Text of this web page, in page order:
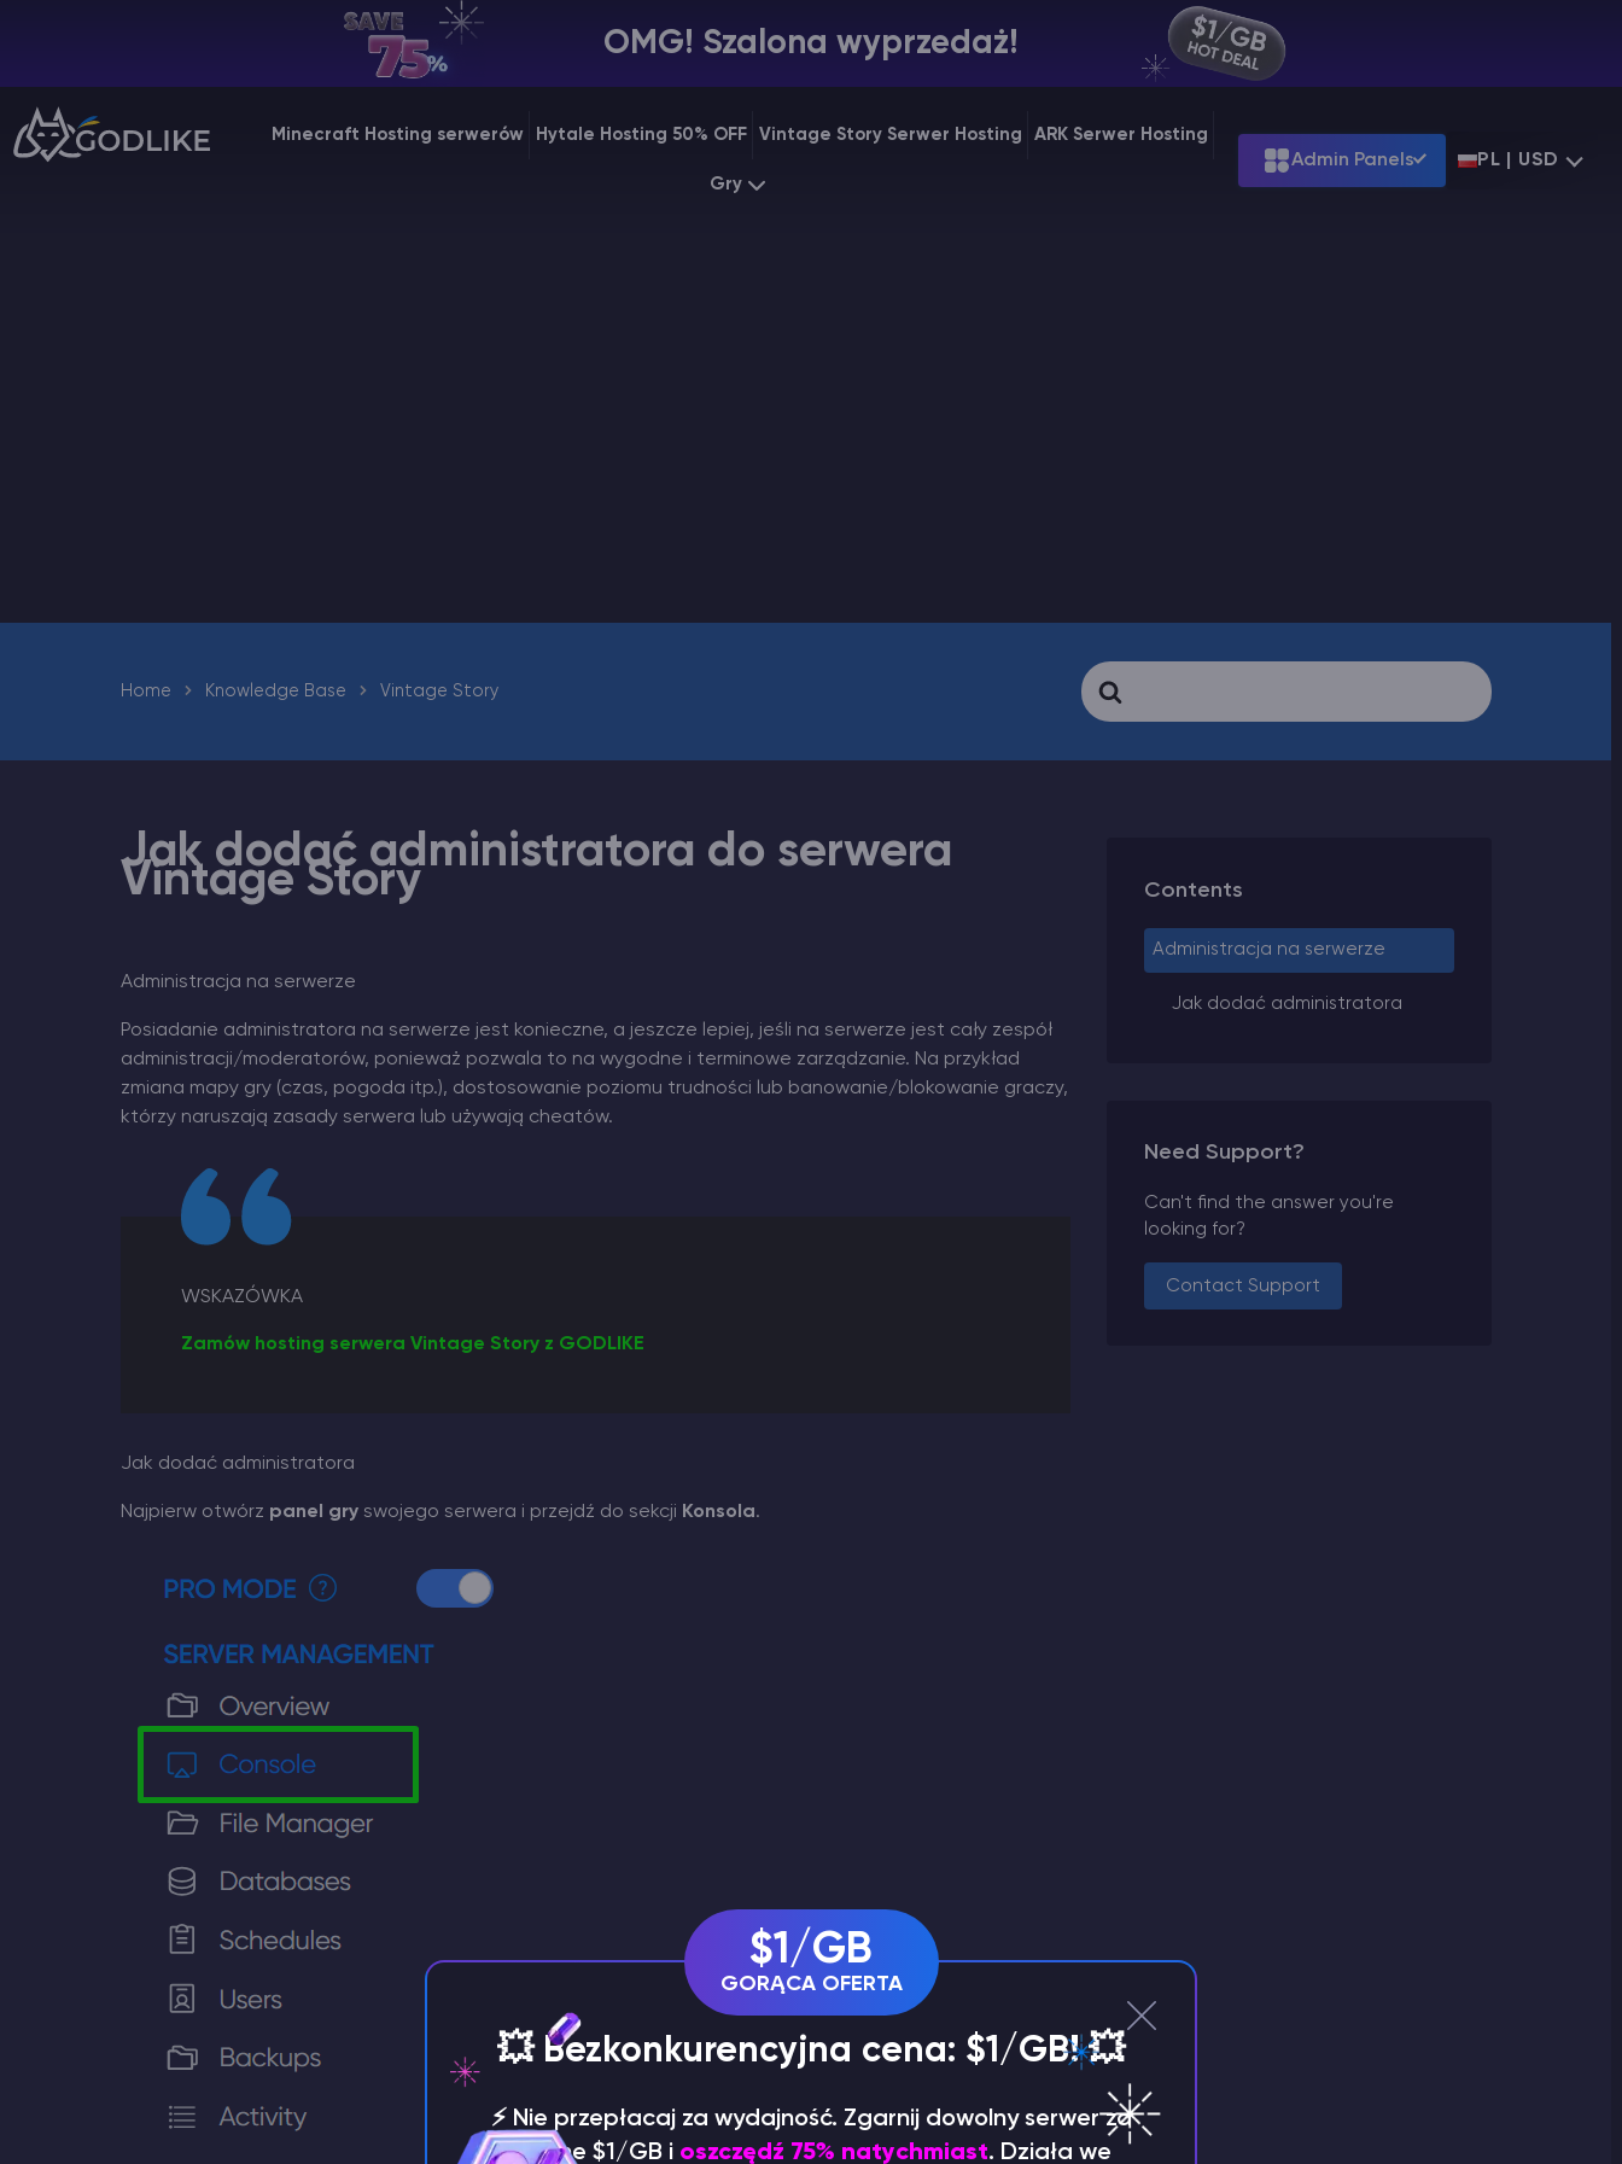
OMG! Szalona wyprzedaż!
Minecraft Hosting serwerów Hytale Hosting 50% OFF Vintage Story Serwer Hosting ARK Serwer Hosting
Gry
Admin Panels PL | USD
Billing Panel
Manage your servers & payments
Search
For
Home Knowledge Base Vintage Story
Jak dodać administratora do serwera
Vintage Story
Administracja na serwerze
Posiadanie administratora na serwerze jest konieczne, a jeszcze lepiej, jeśli na serwerze jest cały zespół
administracji/moderatorów, ponieważ pozwala to na wygodne i terminowe zarządzanie. Na przykład
zmiana mapy gry (czas, pogoda itp.), dostosowanie poziomu trudności lub banowanie/blokowanie graczy,
którzy naruszają zasady serwera lub używają cheatów.
WSKAZÓWKA
Zamów hosting serwera Vintage Story z GODLIKE
Jak dodać administratora
Najpierw otwórz panel gryswojego serwera i przejdź do sekcji Konsola.
Contents
Administracja na serwerze
Jak dodać administratora
Need Support?
Can't find the answer you're
looking for?
Contact Support
$1/GB
GORĄCA OFERTA
💥 Bezkonkurencyjna cena: $1/GB! 💥
⚡️ Nie przepłacaj za wydajność. Zgarnij dowolny serwer za
jedyne $1/GB i oszczędź 75% natychmiast. Działa we